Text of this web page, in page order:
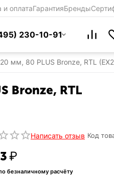
и оплатаГарантияБренды
230-10-91
мм, 80 PLUS Bronze, RTL
Bronze, RTL
Написать отзыв Код
₽
безналичному расчёту